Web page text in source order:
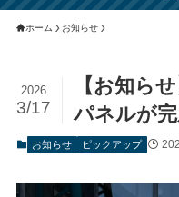
ホーム お知らせ
【お知ら
パネルが
2026
3/17
お知らせ ピックアップ